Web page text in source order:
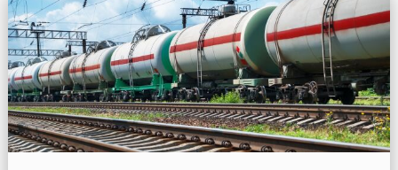
транспортников, технологов; всех тех, кто связал свою
судьбу с нефтяной и газовой промышленностью.Свою
историю праздник ...